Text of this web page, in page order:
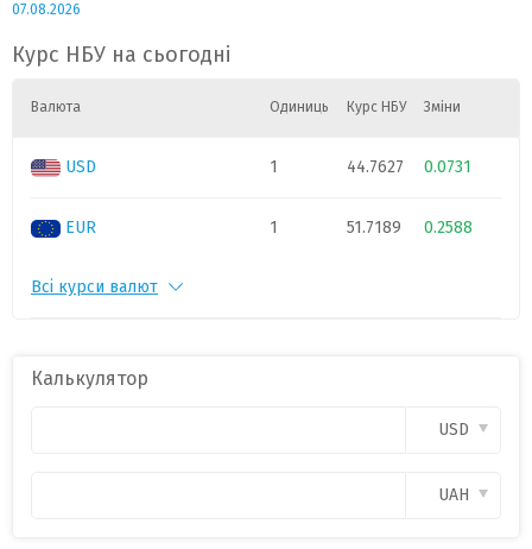
07.08.2026
Курс НБУ на сьогодні
Валюта Одиниць Курс НБУ Зміни
USD 1 44.7627 0.0731
EUR 1 51.7189 0.2588
CHF
Всі курси валют
Калькулятор
USD
UAH